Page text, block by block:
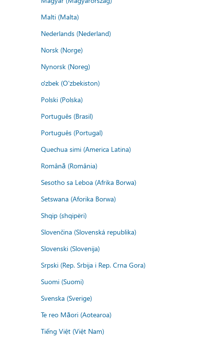
Malti (Malta)
Nederlands (Nederland)
Norsk (Norge)
Nynorsk (Noreg)
o'zbek (O'zbekiston)
Polski (Polska)
Português (Brasil)
Português (Portugal)
Quechua simi (America Latina)
Română (România)
Sesotho sa Leboa (Afrika Borwa)
Setswana (Aforika Borwa)
Shqip (shqipëri)
Slovenčina (Slovenská republika)
Slovenski (Slovenija)
Srpski (Rep. Srbija i Rep. Crna Gora)
Suomi (Suomi)
Svenska (Sverige)
Te reo Māori (Aotearoa)
Tiếng Việt (Việt Nam)